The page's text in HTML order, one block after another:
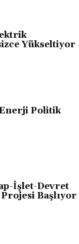
Yükseltiyor
Enerji Politik
İşlet-Devret
Başlıyor